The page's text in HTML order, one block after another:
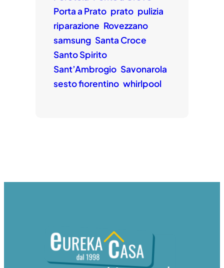
Porta a Prato prato pulizia
riparazione Rovezzano
samsung Santa Croce
Santo Spirito
Sant’Ambrogio Savonarola
sesto fiorentino whirlpool